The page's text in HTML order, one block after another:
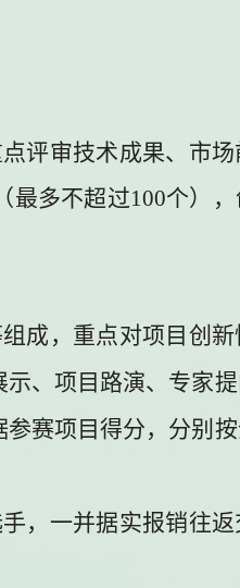
评审技术成果、市
最多不超过100个）
成，重点对项目创
、项目路演、专家
参赛项目得分，分别
，一并据实报销往